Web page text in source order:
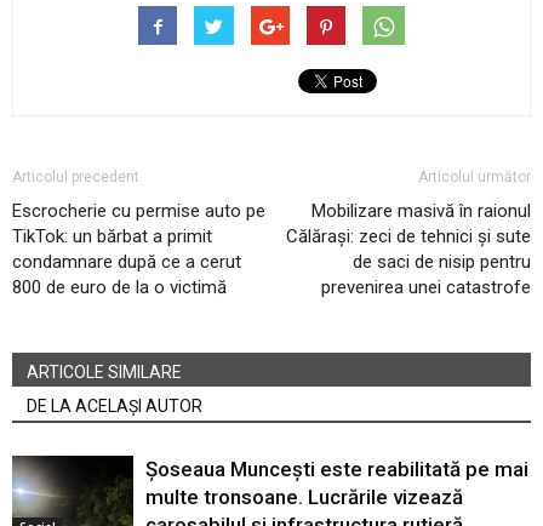
Articolul precedent
Escrocherie cu permise auto pe
TikTok: un bărbat a primit
condamnare după ce a cerut
800 de euro de la o victimă
Articolul următor
Mobilizare masivă în raionul
Călărași: zeci de tehnici și sute
de saci de nisip pentru
prevenirea unei catastrofe
ARTICOLE SIMILARE
DE LA ACELAȘI AUTOR
Șoseaua Muncești este reabilitată pe mai
multe tronsoane. Lucrările vizează